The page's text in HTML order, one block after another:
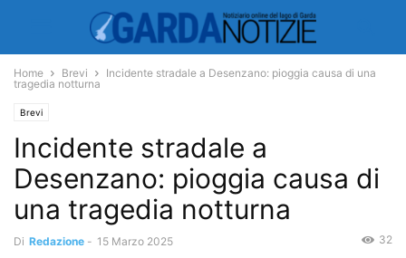
Home Brevi
Incidente stradale a Desenzano: pioggia causa di una
tragedia notturna
Brevi
Incidente stradale a
Desenzano: pioggia causa di
una tragedia notturna
Di Redazione - 15 Marzo 2025 32